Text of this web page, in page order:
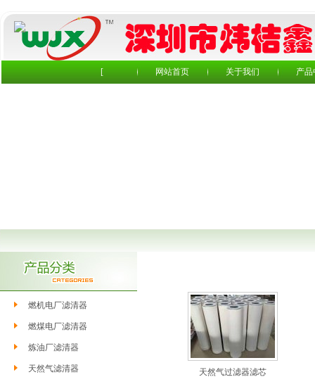
[ 网站首页 关于我们 产品
燃机电厂滤清器
燃煤电厂滤清器
炼油厂滤清器
天然气滤清器 天然气过滤器滤芯